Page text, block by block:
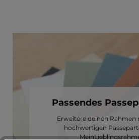
Passendes
Erweitere deinen Rahmen
hochwertigen